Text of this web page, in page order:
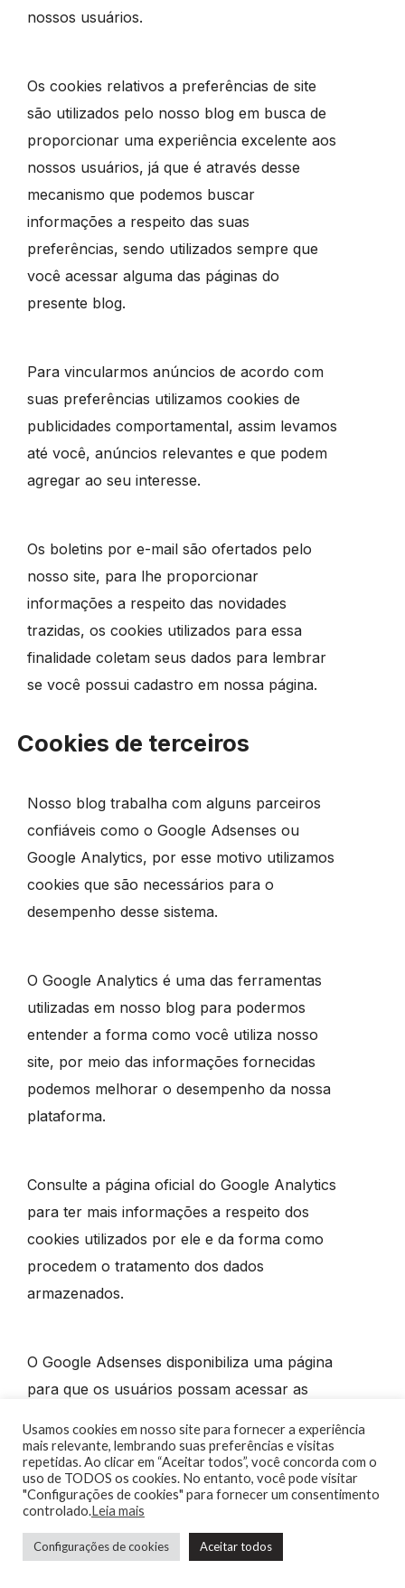
nossos usuários.
Os cookies relativos a preferências de site
são utilizados pelo nosso blog em busca de
proporcionar uma experiência excelente aos
nossos usuários, já que é através desse
mecanismo que podemos buscar
informações a respeito das suas
preferências, sendo utilizados sempre que
você acessar alguma das páginas do
presente blog.
Para vincularmos anúncios de acordo com
suas preferências utilizamos cookies de
publicidades comportamental, assim levamos
até você, anúncios relevantes e que podem
agregar ao seu interesse.
Os boletins por e-mail são ofertados pelo
nosso site, para lhe proporcionar
informações a respeito das novidades
trazidas, os cookies utilizados para essa
finalidade coletam seus dados para lembrar
se você possui cadastro em nossa página.
Cookies de terceiros
Nosso blog trabalha com alguns parceiros
confiáveis como o Google Adsenses ou
Google Analytics, por esse motivo utilizamos
cookies que são necessários para o
desempenho desse sistema.
O Google Analytics é uma das ferramentas
utilizadas em nosso blog para podermos
entender a forma como você utiliza nosso
site, por meio das informações fornecidas
podemos melhorar o desempenho da nossa
plataforma.
Consulte a página oficial do Google Analytics
para ter mais informações a respeito dos
cookies utilizados por ele e da forma como
procedem o tratamento dos dados
armazenados.
O Google Adsenses disponibiliza uma página
para que os usuários possam acessar as
Utilizamos os cookies descritos acima para
monitorar o uso do nosso site pelos
usuários, assim poderemos observar
métricas e continuar a produzir conteúdo
Usamos cookies em nosso site para fornecer a experiência
mais relevante, lembrando suas preferências e visitas
repetidas. Ao clicar em “Aceitar todos”, você concorda com o
uso de TODOS os cookies. No entanto, você pode visitar
"Configurações de cookies" para fornecer um consentimento
controlado.Leia mais
Configurações de cookies Aceitar todos
Precisa de ajuda?